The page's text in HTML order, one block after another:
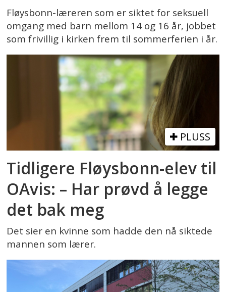
Fløysbonn-læreren som er siktet for seksuell
omgang med barn mellom 14 og 16 år, jobbet
som frivillig i kirken frem til sommerferien i år.
PLUSS
Tidligere Fløysbonn-elev til
OAvis: – Har prøvd å legge
det bak meg
Det sier en kvinne som hadde den nå siktede
mannen som lærer.